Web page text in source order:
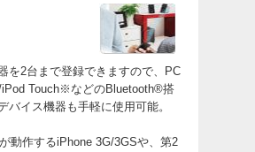
を2台まで登録できますので、PC
iPod Touch※などのBluetooth®搭
バイス機器も手軽に使用可能。
動作するiPhone 3G/3GSや、第2